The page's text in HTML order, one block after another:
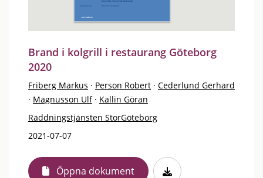
Brand i kolgrill i restaurang Göteborg
2020
Friberg Markus · Person Robert · Cederlund Gerhard
· Magnusson Ulf · Kallin Göran
Räddningstjänsten StorGöteborg
2021-07-07
Öppna dokument